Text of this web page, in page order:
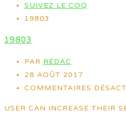
SUIVEZ LE COQ
19803
19803
PAR RÉDAC
28 AOÛT 2017
COMMENTAIRES
USER CAN INCREASE THEIR